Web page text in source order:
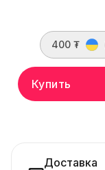
400 ₮
Купить
Доставка